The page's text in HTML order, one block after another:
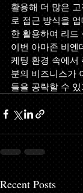
활용해 더 많은
로 접근 방식을
한 활용하여 리드
이번 아마존 비엔
케팅 환경 속에서
분의 비즈니스가
들을 공략할 수
Recent Posts